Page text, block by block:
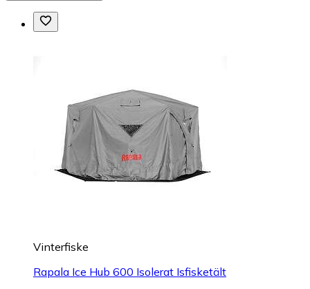
Vinterfiske
Rapala Ice Hub 600 Isolerat Isfisketält